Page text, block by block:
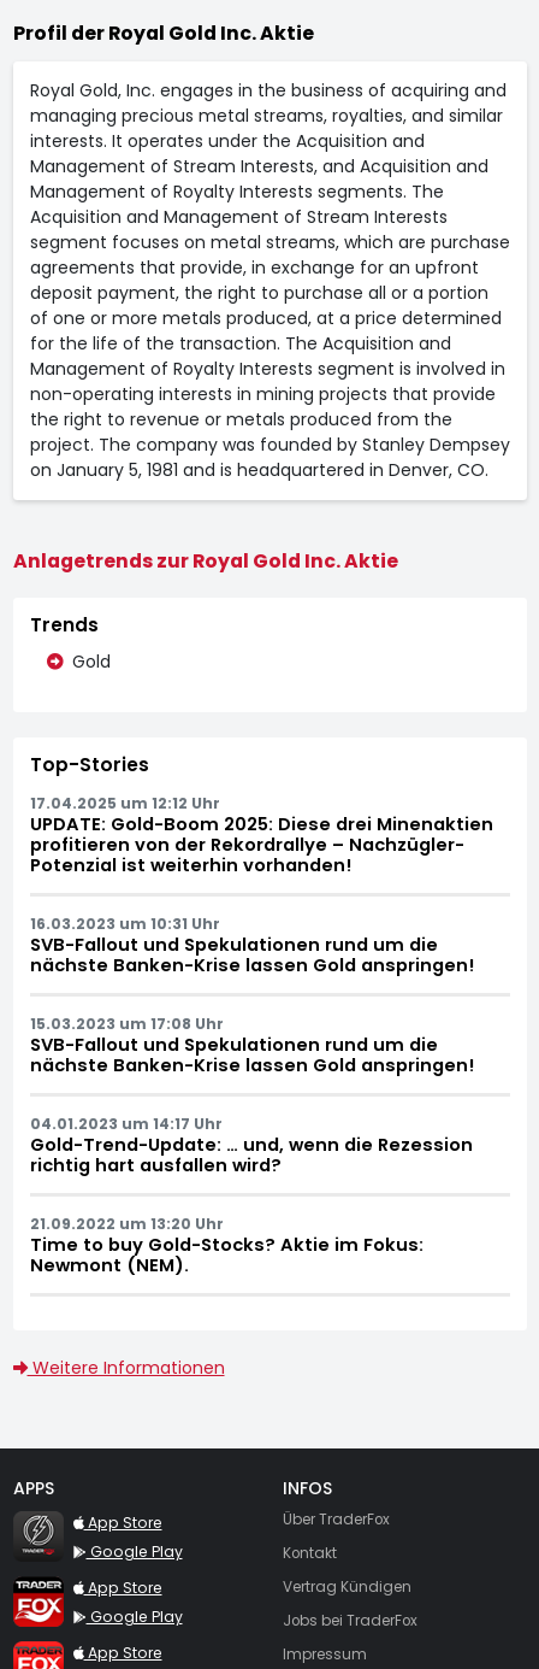
Profil der Royal Gold Inc. Aktie
Royal Gold, Inc. engages in the business of acquiring and
managing precious metal streams, royalties, and similar
interests. It operates under the Acquisition and
Management of Stream Interests, and Acquisition and
Management of Royalty Interests segments. The
Acquisition and Management of Stream Interests
segment focuses on metal streams, which are purchase
agreements that provide, in exchange for an upfront
deposit payment, the right to purchase all or a portion
of one or more metals produced, at a price determined
for the life of the transaction. The Acquisition and
Management of Royalty Interests segment is involved in
non-operating interests in mining projects that provide
the right to revenue or metals produced from the
project. The company was founded by Stanley Dempsey
on January 5, 1981 and is headquartered in Denver, CO.
Anlagetrends zur Royal Gold Inc. Aktie
Trends
Gold
Top-Stories
17.04.2025 um 12:12 Uhr
UPDATE: Gold-Boom 2025: Diese drei Minenaktien
profitieren von der Rekordrallye – Nachzügler-
Potenzial ist weiterhin vorhanden!
16.03.2023 um 10:31 Uhr
SVB-Fallout und Spekulationen rund um die
nächste Banken-Krise lassen Gold anspringen!
15.03.2023 um 17:08 Uhr
SVB-Fallout und Spekulationen rund um die
nächste Banken-Krise lassen Gold anspringen!
04.01.2023 um 14:17 Uhr
Gold-Trend-Update: … und, wenn die Rezession
richtig hart ausfallen wird?
21.09.2022 um 13:20 Uhr
Time to buy Gold-Stocks? Aktie im Fokus:
Newmont (NEM).
Weitere Informationen
APPS
TraderFox Flash
App Store
Google Play
TraderFox App
App Store
Google Play
TraderFox Pro
App Store
INFOS
Über TraderFox
Kontakt
Vertrag Kündigen
Jobs bei TraderFox
Impressum